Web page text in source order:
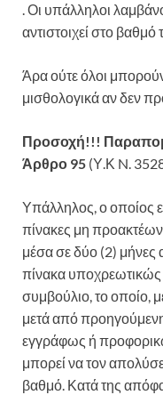
. Οι υπάλληλοι
αντιστοιχεί στο βαθμό
Άρα ούτε όλοι
μισθολογικά αν δεν
Προσοχή!!!
Άρθρο 95 (Υ.Κ N.
Υπάλληλος, ο οποίος
πίνακες μη
μέσα σε δύο (2) μήνες
πίνακα
συμβούλιο, το οποίο,
μετά από
εγγράφως ή
μπορεί να τον
βαθμό. Κατά της